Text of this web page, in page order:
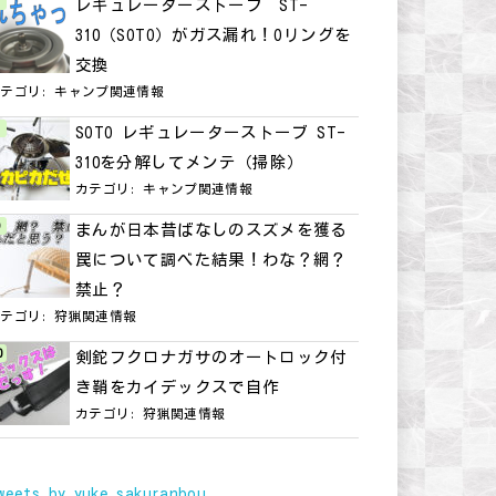
レギュレーターストーブ ST-
310（SOTO）がガス漏れ！Oリングを
交換
テゴリ:キャンプ関連情報
SOTO レギュレーターストーブ ST-
310を分解してメンテ（掃除）
カテゴリ:キャンプ関連情報
まんが日本昔ばなしのスズメを獲る
罠について調べた結果！わな？網？
禁止？
テゴリ:狩猟関連情報
剣鉈フクロナガサのオートロック付
き鞘をカイデックスで自作
カテゴリ:狩猟関連情報